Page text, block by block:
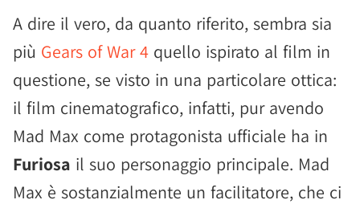
A dire il vero, da quanto riferito, sembra sia
più Gears of War 4 quello ispirato al film in
questione, se visto in una particolare ottica:
il film cinematografico, infatti, pur avendo
Mad Max come protagonista ufficiale ha in
Furiosa il suo personaggio principale. Mad
Max è sostanzialmente un facilitatore, che ci